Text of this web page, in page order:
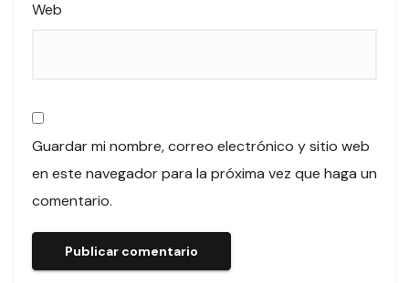
Web
Guardar mi nombre, correo electrónico y sitio web
en este navegador para la próxima vez que haga un
comentario.